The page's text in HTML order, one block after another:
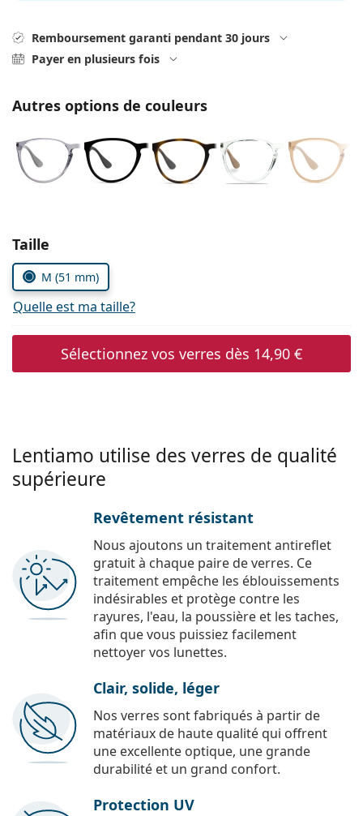
Prada
hors ligne
Remboursement garanti pendant 30 jours
Payer en plusieurs fois
Autres options de couleurs
Choisissez les paramètres
Taille
M (51 mm)
Quelle est ma taille?
Sélectionnez vos verres dès 14,90 €
Lentiamo utilise des verres de qualité
supérieure
Revêtement résistant
Nous ajoutons un traitement antireflet
gratuit à chaque paire de verres. Ce
traitement empêche les éblouissements
indésirables et protège contre les
rayures, l'eau, la poussière et les taches,
afin que vous puissiez facilement
nettoyer vos lunettes.
Clair, solide, léger
Nos verres sont fabriqués à partir de
matériaux de haute qualité qui offrent
une excellente optique, une grande
durabilité et un grand confort.
Protection UV